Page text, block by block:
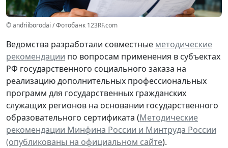
© andriiborodai / Фотобанк 123RF.com
Ведомства разработали совместные методические
рекомендации по вопросам применения в субъектах
РФ государственного социального заказа на
реализацию дополнительных профессиональных
программ для государственных гражданских
служащих регионов на основании государственного
образовательного сертификата (Методические
рекомендации Минфина России и Минтруда России
(опубликованы на официальном сайте).